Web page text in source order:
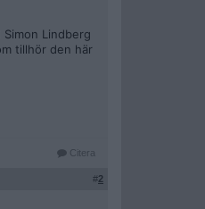
Lindberg
tillhör den här
Citera
#2